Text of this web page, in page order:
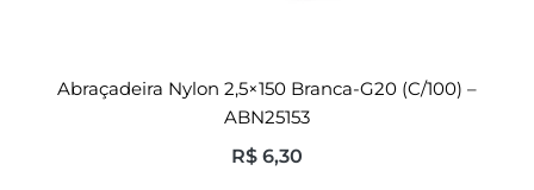
Abraçadeira Nylon 2,5×150 Branca-G20 (c/100) –
ABN25153
R$ 6,30